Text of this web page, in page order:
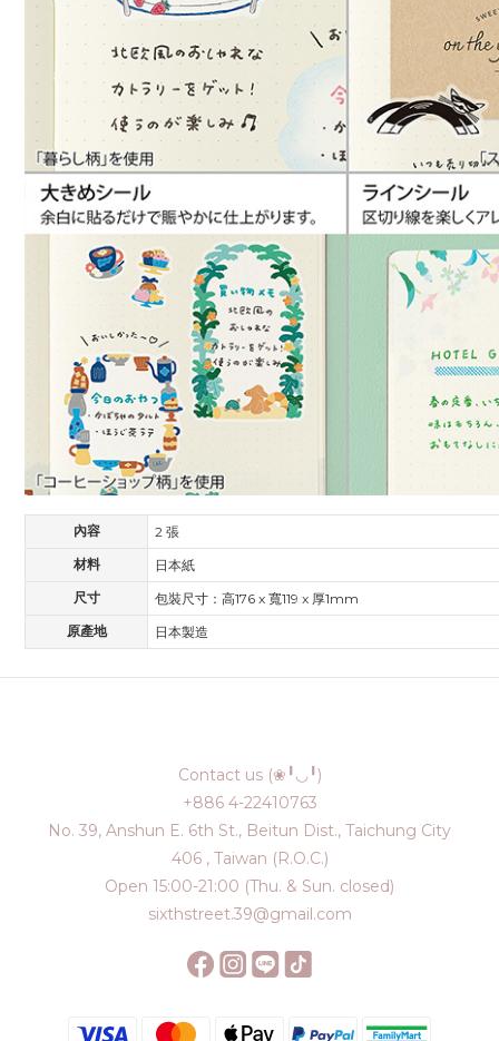
內容
2 張
材料
日本紙
尺寸
包裝尺寸：高176 x 寬119 x 厚1mm
原產地
日本製造
Contact us (❀╹◡╹)
+886 4-22410763
No. 39, Anshun E. 6th St., Beitun Dist., Taichung City
406 , Taiwan (R.O.C.)
Open 15:00-21:00 (Thu. & Sun. closed)
sixthstreet.39@gmail.com